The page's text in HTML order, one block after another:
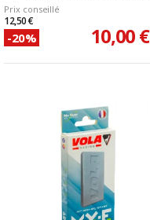
Prix conseillé
12,50 €
-20% 10,00 €